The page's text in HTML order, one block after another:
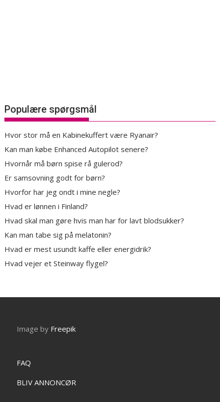
Populære spørgsmål
Hvor stor må en Kabinekuffert være Ryanair?
Kan man købe Enhanced Autopilot senere?
Hvornår må børn spise rå gulerod?
Er samsovning godt for børn?
Hvorfor har jeg ondt i mine negle?
Hvad er lønnen i Finland?
Hvad skal man gøre hvis man har for lavt blodsukker?
Kan man tabe sig på melatonin?
Hvad er mest usundt kaffe eller energidrik?
Hvad vejer et Steinway flygel?
Image by Freepik
FAQ
BLIV ANNONCØR